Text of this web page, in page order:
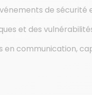
de
et des
en communication,